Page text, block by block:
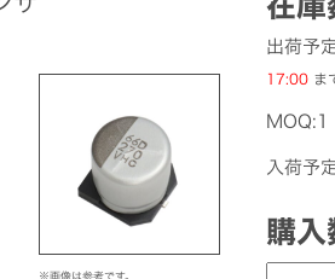
※画像は参考です。
出荷予
17:00ま
MOQ:1
入荷予
購入